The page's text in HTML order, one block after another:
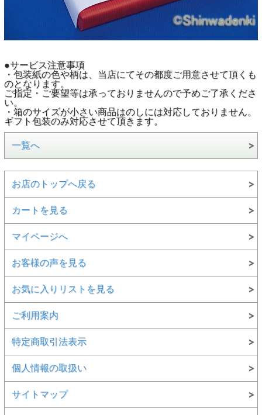
●サービス注意事項
・包装紙の色や柄は、当店にてその都度ご用意させて頂くも
のとなります。
ご指定・ご要望等は承っておりませんので予めご了承くださ
い。
・箱のサイズが小さい商品はのしには対応しておりません。
ギフト包装のみ対応させて頂きます。
一覧へ
お店のトップへ戻る
カートを見る
マイページへ
お客様の声を見る
お気に入りリストを見る
ご利用案内
特定商取引法表示
個人情報の取扱い
サイトマップ